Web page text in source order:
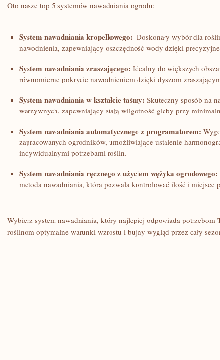
Oto⁣ nasze top 5 systemów ‌nawadniania ogrodu:
System nawadniania kropelkowego:
Doskonały wybór‍ dla
nawodnienia, zapewniający oszczędność wody dzięki‍
System nawadniania zraszającego: Idealny​ do większych
⁤równomierne pokrycie nawodnieniem dzięki dyszom
System‌ nawadniania​ w kształcie taśmy: ‍Skuteczny ⁤sposób na
warzywnych, zapewniający stałą wilgotność ⁢gleby​ przy
System nawadniania automatycznego z programatorem:
zapracowanych ogrodników,‍ umożliwiające⁤ ustalenie
indywidualnymi ‍potrzebami roślin.
System‍ nawadniania ręcznego ⁣z użyciem wężyka ogrodowego:
metoda‌ nawadniania,⁤ która‌ pozwala kontrolować ilość ⁢i⁤ miejsce
Wybierz system nawadniania, który najlepiej odpowiada potrzebom
roślinom optymalne‍ warunki ⁣wzrostu i ‌bujny wygląd przez cały